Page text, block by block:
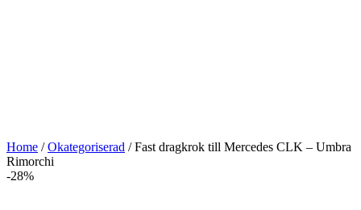
Home /Okategoriserad / Fast dragkrok till Mercedes CLK – Umbra
Rimorchi
-28%